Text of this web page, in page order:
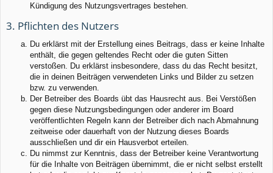
Kündigung des Nutzungsvertrages bestehen.
3. Pflichten des Nutzers
Du erklärst mit der Erstellung eines Beitrags, dass er keine Inhalte
enthält, die gegen geltendes Recht oder die guten Sitten
verstoßen. Du erklärst insbesondere, dass du das Recht besitzt,
die in deinen Beiträgen verwendeten Links und Bilder zu setzen
bzw. zu verwenden.
Der Betreiber des Boards übt das Hausrecht aus. Bei Verstößen
gegen diese Nutzungsbedingungen oder anderer im Board
veröffentlichten Regeln kann der Betreiber dich nach Abmahnung
zeitweise oder dauerhaft von der Nutzung dieses Boards
ausschließen und dir ein Hausverbot erteilen.
Du nimmst zur Kenntnis, dass der Betreiber keine Verantwortung
für die Inhalte von Beiträgen übernimmt, die er nicht selbst erstellt